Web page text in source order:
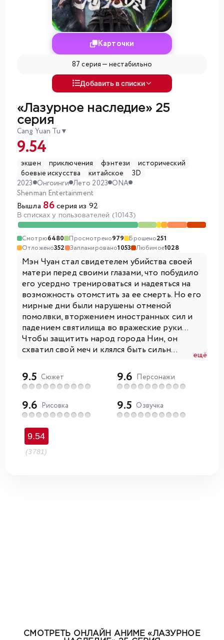
Карточки
87 серия — нестабильно
Добавить в списки
«Лазурное наследие»25
серия
Cang Yuan Tu ▼
9.54
экшен приключения фэнтези
исторический
боевые искусства
китайское
3D
2023 Онгоинги Лето 2023 ONA
Shenman Entertainment
Вышла 86серия из 92
В списках у пользователей (10143)
Смотрю6480 Просмотрено979 Брошено251
Отложено352 Запланировано1053 Любимое1028
Мэн Чуан стал свидетелем убийства своей
матери перед своими глазами, что побудило
его усердно тренироваться и надеяться на
возможность отомстить за ее смерть. Но его
мирные дни были нарушены отменой
помолвки, вторжением иностранных сил и
падением святилища во вражеские руки...
Чтобы защитить народ города Нин, он
схватил свой меч и клялся быть сильн...
ещё
9.5 Сюжет 9.6 Персонажи
9.6 Рисовка 9.5 Озвучка
9.54
(3781)
СМОТРЕТЬ ОНЛАЙН АНИМЕ «ЛАЗУРНОЕ